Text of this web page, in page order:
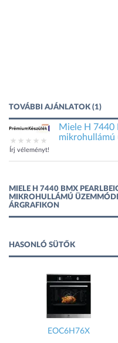
TOVÁBBI AJÁNLATOK (1)
Írj véleményt!
Miele H 7440
mikrohullámú
MIELE H 7440 BMX
MIKROHULLÁMÚ
ÁRGRAFIKON
HASONLÓ SÜTŐK
EOC6H76X